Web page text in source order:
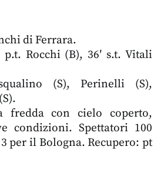
di Ferrara.
p.t. Rocchi (B), 36′ s.t. Vitali
(S), Perinelli (S),
fredda con cielo coperto,
condizioni. Spettatori 100
per il Bologna. Recupero: pt